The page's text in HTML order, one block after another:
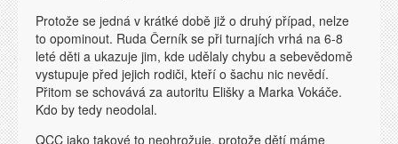
Protože se jedná v krátké době již o druhý případ, nelze
to opominout. Ruda Černík se při turnajích vrhá na 6-8
leté děti a ukazuje jim, kde udělaly chybu a sebevědomě
vystupuje před jejich rodiči, kteří o šachu nic nevědí.
Přitom se schovává za autoritu Elišky a Marka Vokáče.
Kdo by tedy neodolal.
QCC jako takové to neohrožuje, protože dětí máme